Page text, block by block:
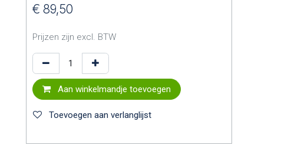
€ 89,50
Prijzen zijn excl. BTW
Aan winkelmandje toevoegen
Toevoegen aan verlanglijst